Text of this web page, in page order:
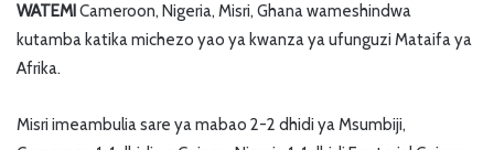
WATEMICameroon, Nigeria, Misri, Ghana wameshindwa
kutamba katika michezo yao ya kwanza ya ufunguzi Mataifa ya
Afrika.
Misri imeambulia sare ya mabao 2-2 dhidi ya Msumbiji,